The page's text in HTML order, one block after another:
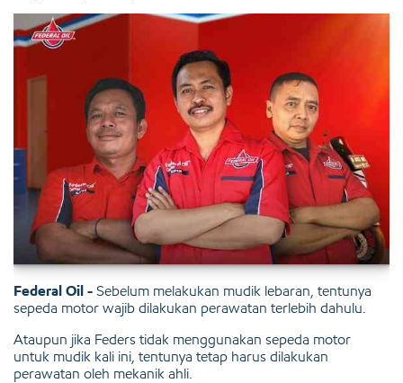
Federal Oil - Sebelum melakukan mudik lebaran, tentunya
sepeda motor wajib dilakukan perawatan terlebih dahulu.
Ataupun jika Feders tidak menggunakan sepeda motor
untuk mudik kali ini, tentunya tetap harus dilakukan
perawatan oleh mekanik ahli.